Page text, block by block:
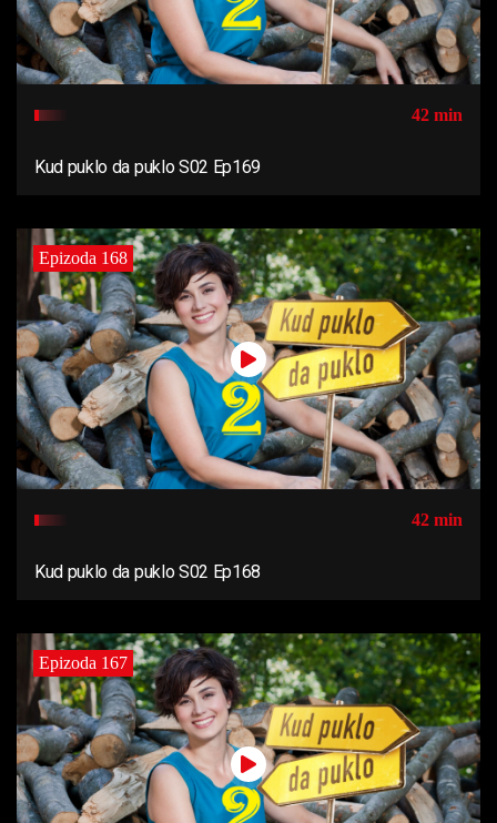
42 min
Kud puklo da puklo S02 Ep169
Epizoda 168
42 min
Kud puklo da puklo S02 Ep168
Epizoda 167